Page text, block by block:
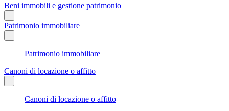
Beni immobili e gestione patrimonio
Patrimonio immobiliare
Patrimonio immobiliare
Canoni di locazione o affitto
Canoni di locazione o affitto